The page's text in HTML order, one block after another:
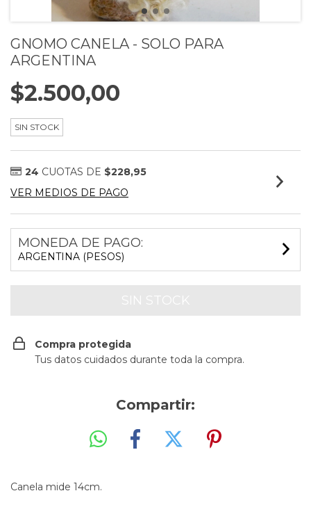
GNOMO CANELA - SOLO PARA
ARGENTINA
$2.500,00
SIN STOCK
24 CUOTAS DE $228,95
VER MEDIOS DE PAGO
MONEDA DE PAGO:
ARGENTINA (PESOS)
Compra protegida
Tus datos cuidados durante toda la compra.
Compartir:
Canela mide 14cm.